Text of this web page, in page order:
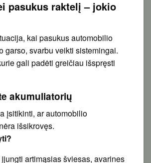
pasukus raktelį – jokio
kai pasukus automobilio
garso, svarbu veikti sistemingai.
gali padėti greičiau išspręsti
akumuliatorių
įsitikinti, ar automobilio
išsikrovęs.
artimąsias šviesas, avarines